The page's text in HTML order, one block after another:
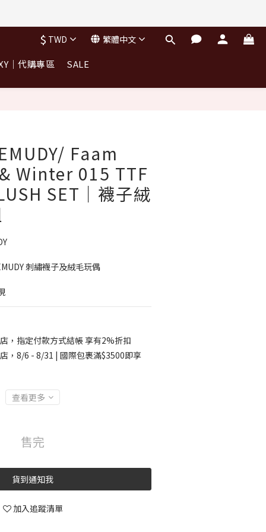
補)
$ TWD 繁體中文
｜代購專區 SALE
Faam
Winter 015 TTF
SET｜襪子絨
刺繡襪子及絨毛玩偶
，指定付款方式結帳 享有2%折扣
，8/6 - 8/31 | 國際包裹滿$3500即享
查看更多
售完
貨到通知我
加入追蹤清單